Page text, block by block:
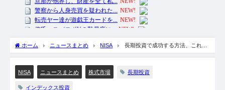
ホーム ニュースまとめ NISA
長期投資で成功する方法、これや
NISA ニュースまとめ 株式市場 長期投資
インデックス投資